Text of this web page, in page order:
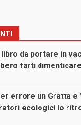
da portare in
farti
errore un Gratta e
ecologici lo